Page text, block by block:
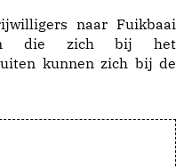
naar Fuikbaai
die zich bij het
kunnen zich bij de